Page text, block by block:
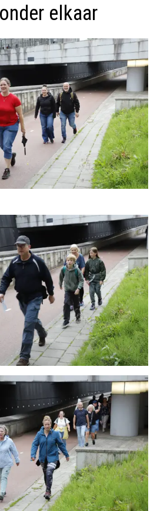
elkaar